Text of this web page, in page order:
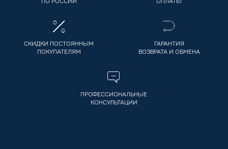
ПО РОССИИ
ОПЛАТЫ
СКИДКИ ПОСТОЯННЫМ
ПОКУПАТЕЛЯМ
ГАРАНТИЯ
ВОЗВРАТА И ОБМЕНА
ПРОФЕССИОНАЛЬНЫЕ
КОНСУЛЬТАЦИИ